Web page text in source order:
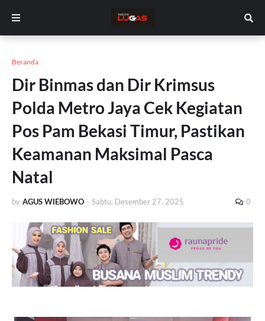
Beranda
Dir Binmas dan Dir Krimsus
Polda Metro Jaya Cek Kegiatan
Pos Pam Bekasi Timur, Pastikan
Keamanan Maksimal Pasca
Natal
by AGUS WIEBOWO - Sabtu, Desember 27, 2025 0